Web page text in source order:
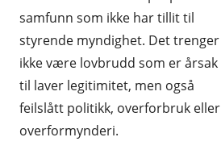
samfunn som ikke har tillit til
styrende myndighet. Det trenger
ikke være lovbrudd som er årsak
til laver legitimitet, men også
feilslått politikk, overforbruk eller
overformynderi.